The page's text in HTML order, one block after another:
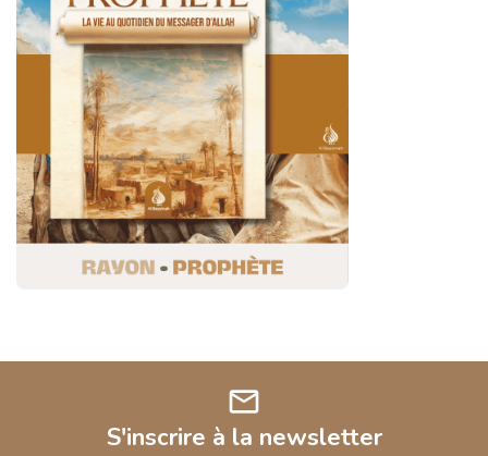
mail
S'inscrire à la newsletter